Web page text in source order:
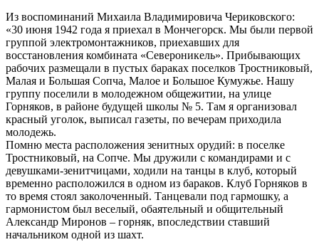
Из воспоминаний Михаила Владимировича Чериковского:
«30 июня 1942 года я приехал в Мончегорск. Мы были первой
группой электромонтажников, приехавших для
восстановления комбината «Североникель». Прибывающих
рабочих размещали в пустых бараках поселков Тростниковый,
Малая и Большая Сопча, Малое и Большое Кумужье. Нашу
группу поселили в молодежном общежитии, на улице
Горняков, в районе будущей школы № 5. Там я организовал
красный уголок, выписал газеты, по вечерам приходила
молодежь.
Помню места расположения зенитных орудий: в поселке
Тростниковый, на Сопче. Мы дружили с командирами и с
девушками-зенитчицами, ходили на танцы в клуб, который
временно расположился в одном из бараков. Клуб Горняков в
то время стоял заколоченный. Танцевали под гармошку, а
гармонистом был веселый, обаятельный и общительный
Александр Миронов – горняк, впоследствии ставший
начальником одной из шахт.